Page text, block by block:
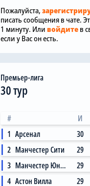
Пожалуйста,
писать сообщения в чате.
1 минуту. Или войдите в
если у Вас он есть.
Премьер-лига
30 тур
# И
1 Арсенал 30
2 Манчестер Сити 29
3
Манчестер Юнайтед 29
4 Астон Вилла 29